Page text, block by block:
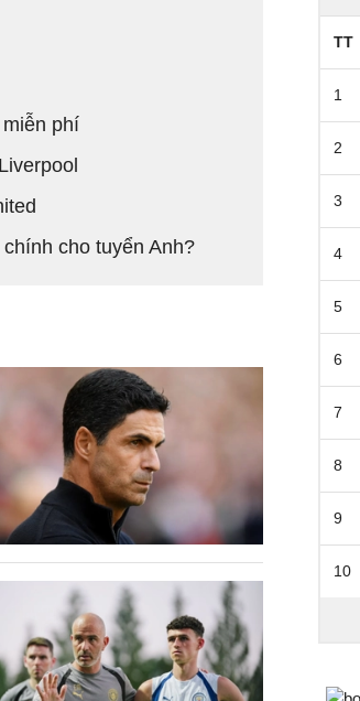
phí
cho tuyển Anh?
TT
1
2
3
4
5
6
7
8
9
10